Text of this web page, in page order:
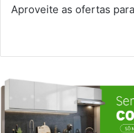
Aproveite as ofertas